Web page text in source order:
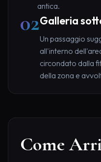
antica.
02Galleria
Un passaggio
all'interno
circondato dalla
della zona e
Come